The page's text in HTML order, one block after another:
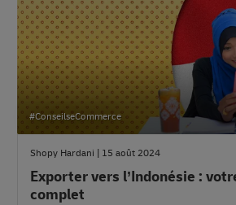
#ConseilseCommerce
Shopy Hardani | 15 août 2024
Exporter vers l’Indonésie :
complet